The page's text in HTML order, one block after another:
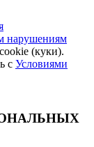
нарушениям
(куки).
с Условиями